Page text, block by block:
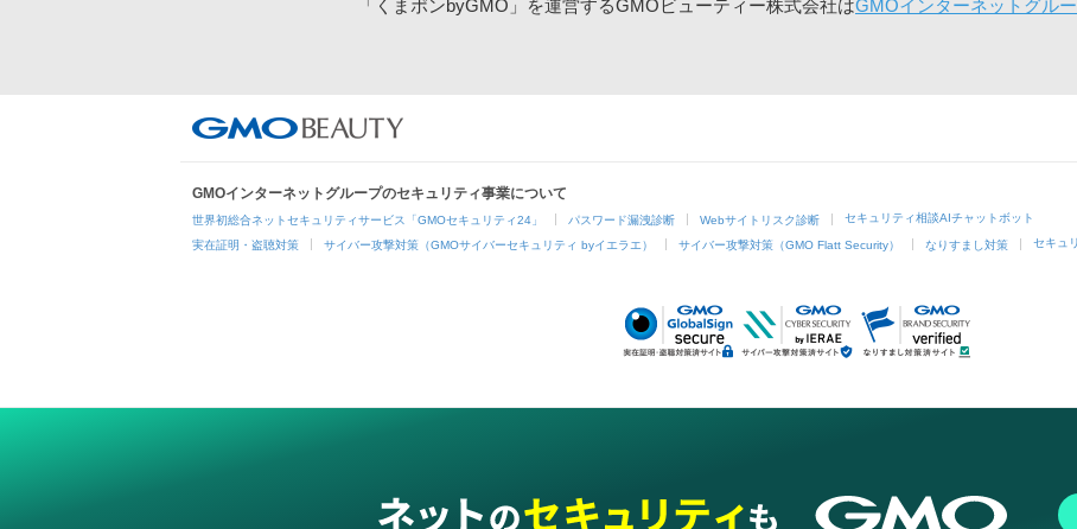
「くまポンbyGMO」を運営するGMOビューティー株式会社はGMOインターネットグル
GMOインターネットグループのセキュリティ事業について
世界初総合ネットセキュリティサービス「GMOセキュリティ24」 パスワード漏洩診断 Webサイトリスク診断 セキュリティ相談AIチャットボット
実在証明・盗聴対策 サイバー攻撃対策（GMOサイバーセキュリティ byイエラエ） サイバー攻撃対策（GMO Flatt Security） なりすまし対策 セキュ